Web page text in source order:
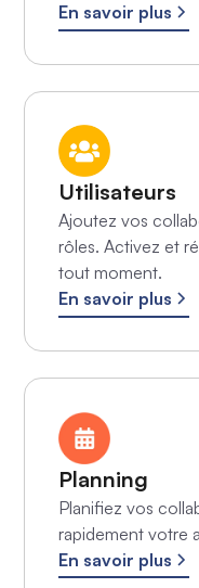
En savoir plus
Utilisateurs
Ajoutez vos
rôles. Activez et
tout moment.
En savoir plus
Planning
Planifiez vos
rapidement votre
En savoir plus